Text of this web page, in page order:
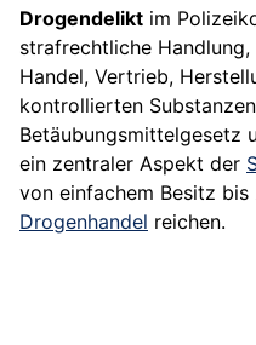
Drogendelikt im
strafrechtliche
Handel, Vertrieb,
kontrollierten
Betäubungsmittelgesetz
ein zentraler Aspekt der
von einfachem Besitz
Drogenhandel reichen.